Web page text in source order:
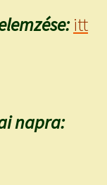
itt
napra: